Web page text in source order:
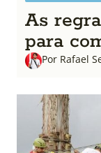
As
para
Por Rafael